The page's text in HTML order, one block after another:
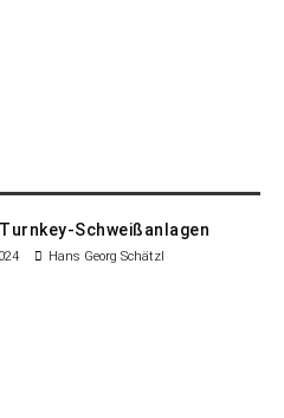
Schweißanlagen
Hans Georg Schätzl